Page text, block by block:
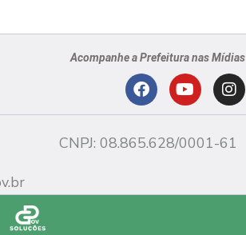
Acompanhe a Prefeitura nas Mídias
F
c
o
Y
u
b
I
s
g
CNPJ: 08.865.628/0001-61